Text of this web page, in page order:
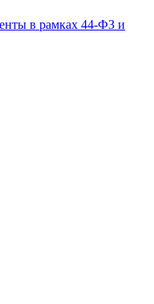
в рамках 44-ФЗ и